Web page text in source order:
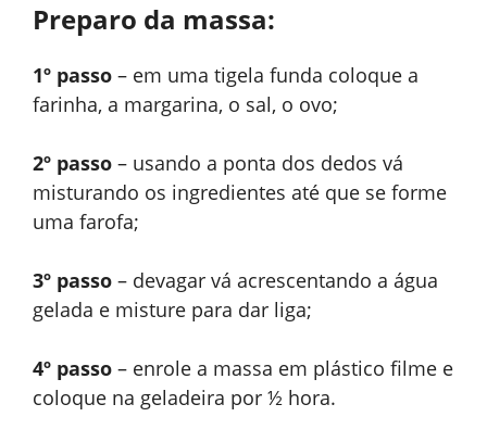
Preparo da massa:
1º passo – em uma tigela funda coloque a
farinha, a margarina, o sal, o ovo;
2º passo – usando a ponta dos dedos vá
misturando os ingredientes até que se forme
uma farofa;
3º passo – devagar vá acrescentando a água
gelada e misture para dar liga;
4º passo – enrole a massa em plástico filme e
coloque na geladeira por ½ hora.